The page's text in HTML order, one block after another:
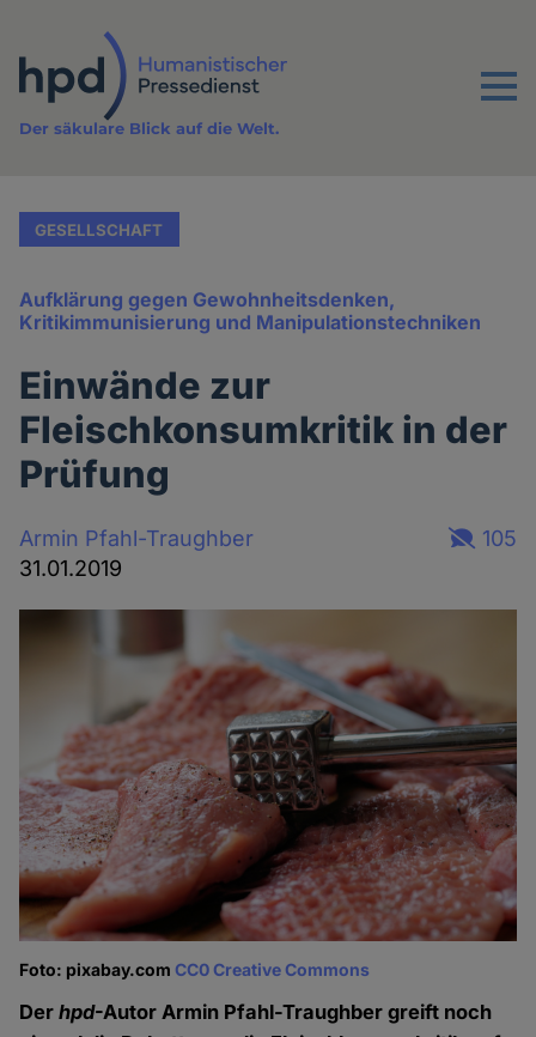
Inhalt
Menu
Der säkulare Blick auf die Welt.
GESELLSCHAFT
Aufklärung gegen Gewohnheitsdenken,
Kritikimmunisierung und Manipulationstechniken
Einwände zur
Fleischkonsumkritik in der
Prüfung
Armin Pfahl-Traughber
31.01.2019
105
Foto: pixabay.comCC0 Creative Commons
Derhpd-Autor Armin Pfahl-Traughber greift noch